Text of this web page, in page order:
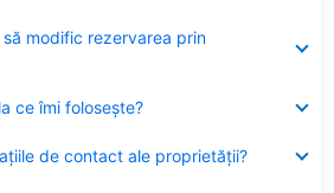
modific rezervarea prin
ce îmi foloseşte?
de contact ale proprietății?